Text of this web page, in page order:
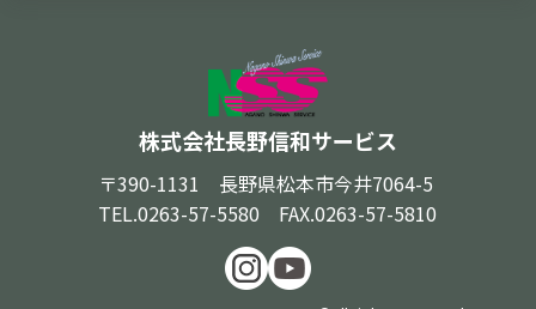
株式会社長野信和サービス
〒390-1131 長野県松本市今井7064-5
TEL.0263-57-5580 FAX.0263-57-5810